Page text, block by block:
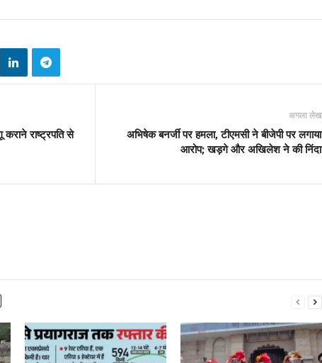
राष्ट्रपति से
अगला लेख
अभिषेक बनर्जी पर हमला, टीएमसी ने बीजेपी पर लगाया
आरोप; खड़गे और अखिलेश ने की निंदा